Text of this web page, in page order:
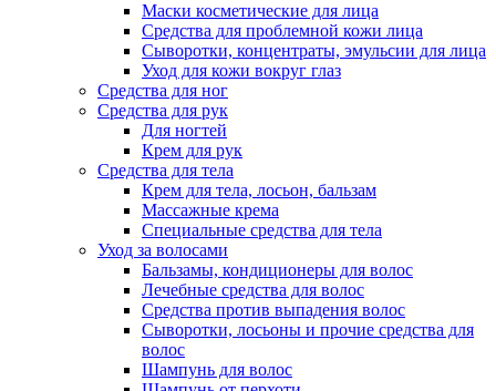
Маски косметические для лица
Средства для проблемной кожи лица
Сыворотки, концентраты, эмульсии для лица
Уход для кожи вокруг глаз
Средства для ног
Средства для рук
Для ногтей
Крем для рук
Средства для тела
Крем для тела, лосьон, бальзам
Массажные крема
Специальные средства для тела
Уход за волосами
Бальзамы, кондиционеры для волос
Лечебные средства для волос
Средства против выпадения волос
Сыворотки, лосьоны и прочие средства для
волос
Шампунь для волос